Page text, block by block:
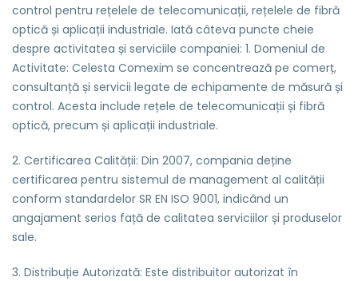
control pentru rețelele de telecomunicații, rețelele de fibră
optică și aplicații industriale. Iată câteva puncte cheie
despre activitatea și serviciile companiei: 1. Domeniul de
Activitate: Celesta Comexim se concentrează pe comerț,
consultanță și servicii legate de echipamente de măsură și
control. Acesta include rețele de telecomunicații și fibră
optică, precum și aplicații industriale.
2. Certificarea Calității: Din 2007, compania deține
certificarea pentru sistemul de management al calității
conform standardelor SR EN ISO 9001, indicând un
angajament serios față de calitatea serviciilor și produselor
sale.
3. Distribuție Autorizată: Este distribuitor autorizat în